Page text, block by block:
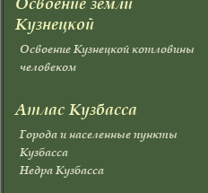
Кузнецкой
Освоение Кузнецкой котловины
человеком
Атлас Кузбасса
Города и населенные пункты
Кузбасса
Недра Кузбасса